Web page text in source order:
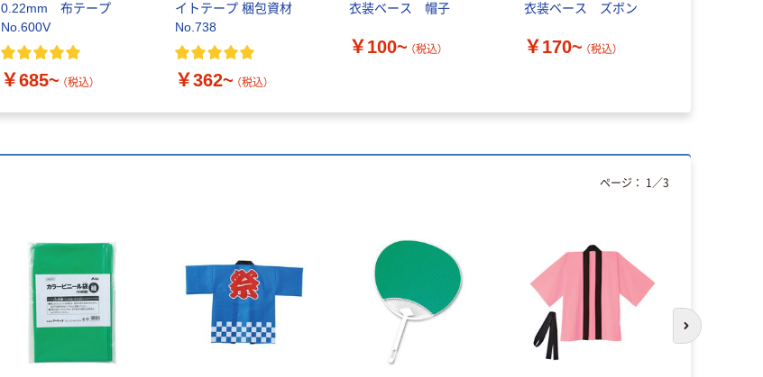
0.22mm 布テープ
No.600V
￥685~ （税込）
イトテープ 梱包資材
No.738
￥362~ （税込）
衣装ベース 帽子
￥100~ （税込）
衣装ベース ズボン
￥170~ （税込）
ページ： 1 ／3
次のスライド